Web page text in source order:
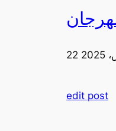
edit post